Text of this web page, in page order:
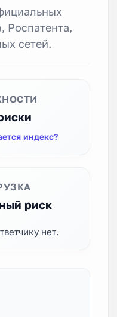
сетей.
индекс?
риск
нет.